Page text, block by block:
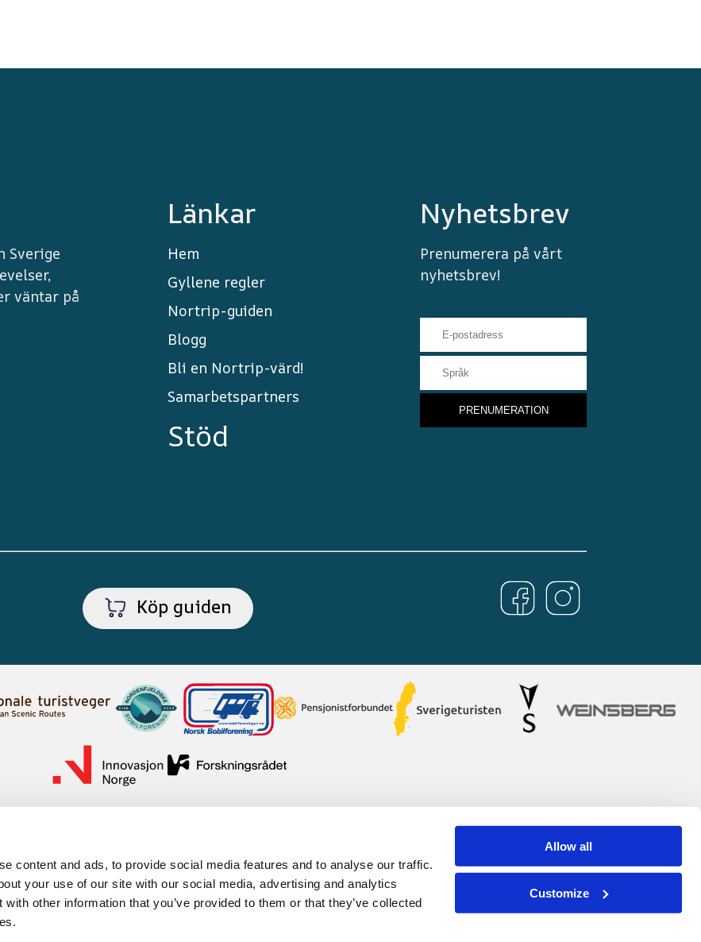
content and ads, to provide social media features and to analyse our traffic.
your use of our site with our social media, advertising and analytics
other information that you’ve provided to them or that they’ve collected
Allow all
Customize
Sverige
väntar på
Länkar
Hem
Gyllene regler
Nortrip-guiden
Blogg
Bli en Nortrip-värd!
Samarbetspartners
Stöd
Nyhetsbrev
Prenumerera på vårt
nyhetsbrev!
Köp guiden